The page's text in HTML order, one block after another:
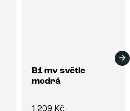
B1 mv světle
modrá
1 209 Kč